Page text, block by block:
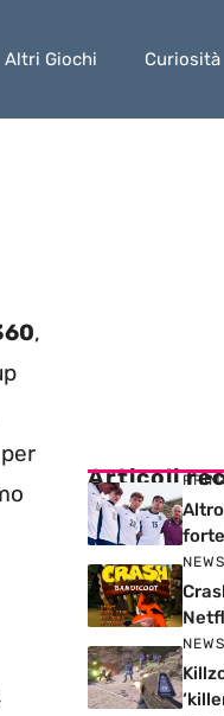
Altri Giochi Curiosità
,
Articoli
NEWS
NEWS